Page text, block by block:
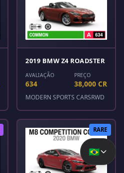
2019 BMW Z4 ROADSTER
AVALIAÇÃO
634
PREÇO
38,000 CR
MODERN SPORTS CARSRWD
RARE
🇧🇷